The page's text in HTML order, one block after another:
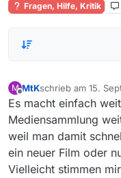
Fragen, Hilfe, Kritik
M
Offline
MtKschrieb am 15.
zuletzt editiert von
Es macht einfach
Mediensammlung
weil man damit
ein neuer Film oder
Vielleicht stimmen